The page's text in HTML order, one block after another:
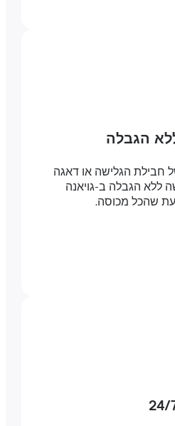
הגלישה או דאגה
הגבלה ב-גויאנה
מכוסה.